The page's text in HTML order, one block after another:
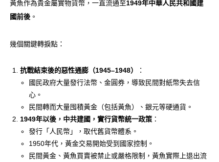
黃魚作為貴金屬實物貨幣，一直流通至1949年中華人民共和國建
國前後 。
幾個關鍵轉捩點：
抗戰結束後的惡性通膨（1945–1948）
：
國民政府大量發行法幣、金圓券，導致民間對紙幣失去信
心。
民間轉而大量囤積黃金（包括黃魚）、銀元等硬通貨。
1949年以後，中共建國，實行貨幣統一政策 ：
發行「人民幣」，取代舊貨幣體系。
1950年代，黃金交易開始受到國家控制。
民間黃金、黃魚買賣被禁止或嚴格限制，黃魚實際上退出流